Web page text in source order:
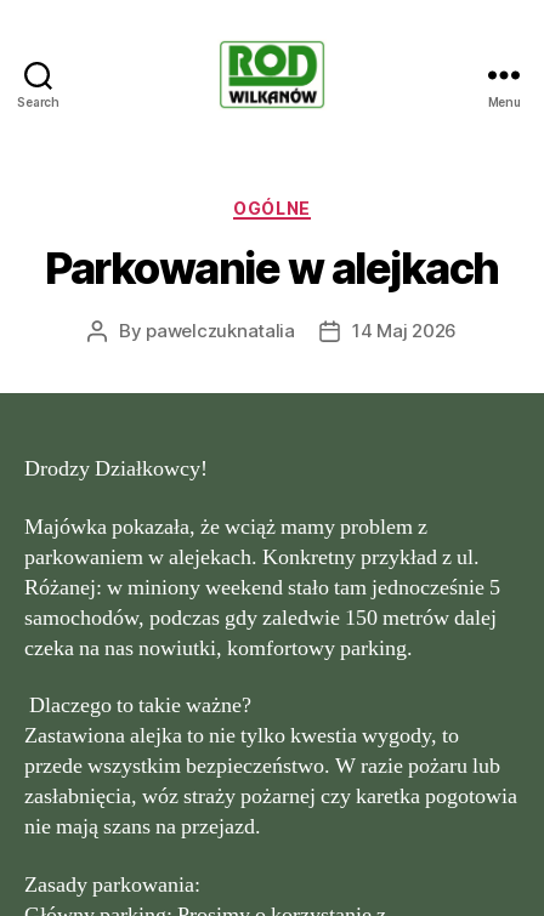
Search
WILKANÓW
Menu
Categories
OGÓLNE
Parkowanie w alejkach
Post
By pawelczuknatalia
Post14 Maj 2026
Drodzy Działkowcy!
Majówka pokazała, że wciąż mamy problem z
parkowaniem w alejekach. Konkretny przykład z ul.
Różanej: w miniony weekend stało tam jednocześnie 5
samochodów, podczas gdy zaledwie 150 metrów dalej
czeka na nas nowiutki, komfortowy parking.
Dlaczego to takie ważne?
Zastawiona alejka to nie tylko kwestia wygody, to
przede wszystkim bezpieczeństwo. W razie pożaru lub
zasłabnięcia, wóz straży pożarnej czy karetka pogotowia
nie mają szans na przejazd.
Zasady parkowania: